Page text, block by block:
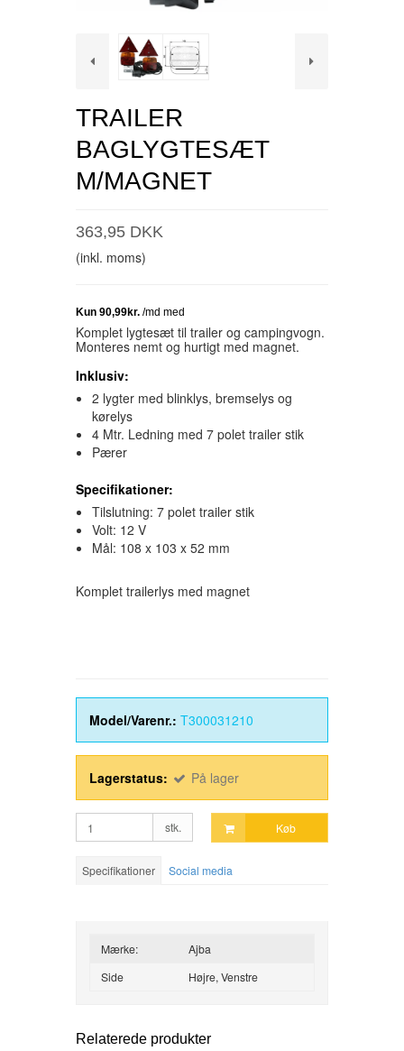
TRAILER
BAGLYGTESÆT
M/MAGNET
363,95 DKK
(inkl. moms)
Komplet lygtesæt til trailer og campingvogn.
Monteres nemt og hurtigt med magnet.
Inklusiv:
2 lygter med blinklys, bremselys og
kørelys
4 Mtr. Ledning med 7 polet trailer stik
Pærer
Specifikationer:
Tilslutning: 7 polet trailer stik
Volt: 12 V
Mål: 108 x 103 x 52 mm
Komplet trailerlys med magnet
Model/Varenr.: T300031210
Lagerstatus: På lager
stk. Køb
Specifikationer Social media
Mærke:
Ajba
Side
Højre,Venstre
Relaterede produkter